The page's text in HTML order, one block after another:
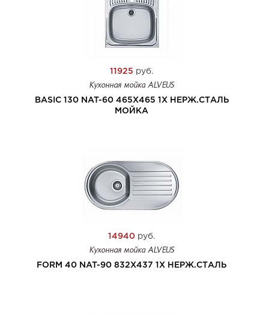
11925 руб.
Кухонная мойка ALVEUS
BASIC 130 NAT-60 465X465 1X НЕРЖ.СТАЛЬ
МОЙКА
14940 руб.
Кухонная мойка ALVEUS
FORM 40 NAT-90 832X437 1X НЕРЖ.СТАЛЬ